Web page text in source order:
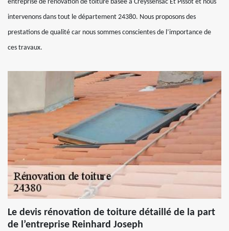
entreprise de rénovation de toiture basée à Creyssensac Et Pissot et nous
intervenons dans tout le département 24380. Nous proposons des
prestations de qualité car nous sommes conscientes de l’importance de
ces travaux.
Le devis rénovation de toiture détaillé de la part
de l’entreprise Reinhard Joseph